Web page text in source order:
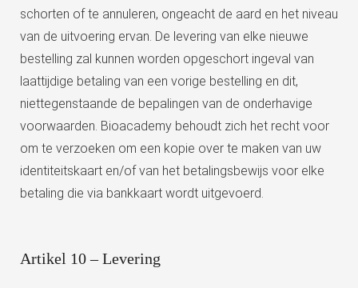
schorten of te annuleren, ongeacht de aard en het niveau
van de uitvoering ervan. De levering van elke nieuwe
bestelling zal kunnen worden opgeschort ingeval van
laattijdige betaling van een vorige bestelling en dit,
niettegenstaande de bepalingen van de onderhavige
voorwaarden. Bioacademy behoudt zich het recht voor
om te verzoeken om een kopie over te maken van uw
identiteitskaart en/of van het betalingsbewijs voor elke
betaling die via bankkaart wordt uitgevoerd.
Artikel 10 – Levering